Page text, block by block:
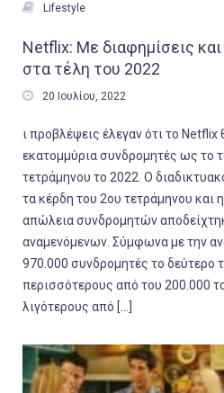
 Lifestyle
Netflix: Με διαφημίσεις
στα τέλη του 2022
 20 Ιουλίου, 2022
ι προβλέψεις έλεγαν ότι το
εκατομμύρια συνδρομητές ως το
τετράμηνου το 2022. Ο
τα κέρδη του 2ου τετράμηνου και η
απώλεια συνδρομητών
αναμενόμενων. Σύμφωνα με την
970.000 συνδρομητές το δεύτερο
περισσότερους από του 200.000
λιγότερους από […]